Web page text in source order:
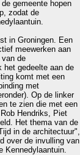
gemeente hopen
zodat de
in Groningen. Een
meewerken aan
de
het gedeelte aan de
komt met een
met
Op de linker
te zien die met een
Hendriks, Piet
Het thema van de
in de architectuur",
over de invulling van
Kennedylaantuin.